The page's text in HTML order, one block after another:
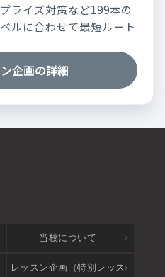
ライズ対策など199本の
ルに合わせて最短ルート
企画の詳細
当校について
レッスン企画（特別レッス